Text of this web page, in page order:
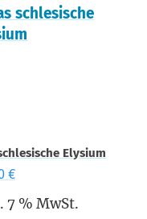
Elysium
€
7 % MwSt.